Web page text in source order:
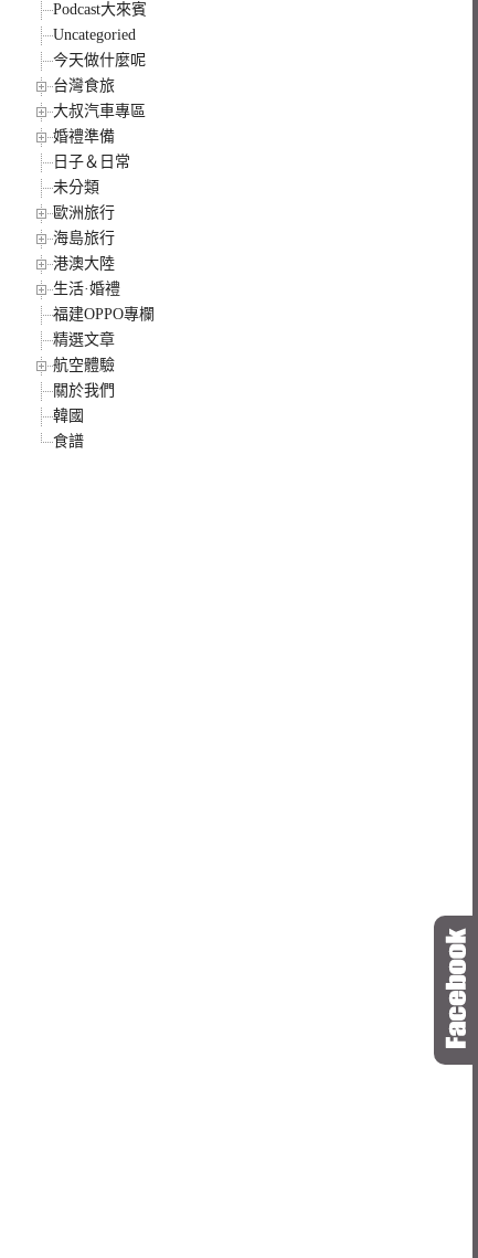
Podcast大來賓
Uncategoried
今天做什麼呢
台灣食旅
大叔汽車專區
婚禮準備
日子＆日常
未分類
歐洲旅行
海島旅行
港澳大陸
生活·婚禮
福建OPPO專欄
精選文章
航空體驗
關於我們
韓國
食譜